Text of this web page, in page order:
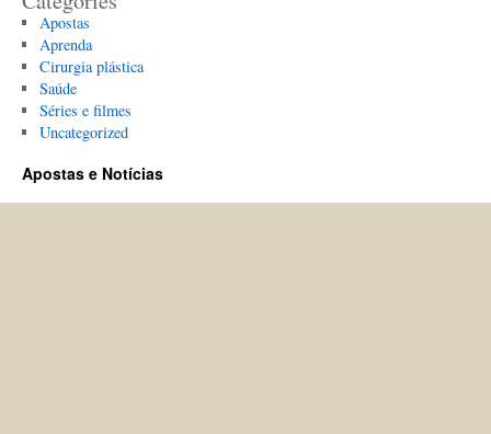
Apostas
Aprenda
Cirurgia plástica
Saúde
Séries e filmes
Uncategorized
Apostas e Notícias